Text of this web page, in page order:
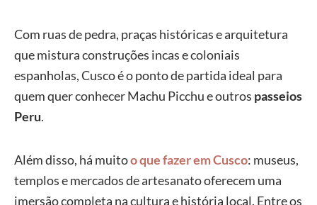
Com ruas de pedra, praças históricas e arquitetura
que mistura construções incas e coloniais
espanholas, Cusco é o ponto de partida ideal para
quem quer conhecer Machu Picchu e outros passeios
Peru.
Além disso, há muitoo que fazer em Cusco: museus,
templos e mercados de artesanato oferecem uma
imersão completa na cultura e história local. Entre os